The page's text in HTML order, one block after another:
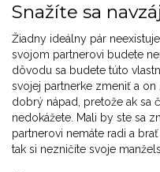
Snažíte sa
Žiadny ideálny pár
svojom partnerovi budete
dôvodu sa budete túto
svojej partnerke zmeniť a on
dobrý nápad, pretože ak sa
nedokážete. Mali by ste sa
partnerovi nemáte radi a
tak si nezničíte svoje